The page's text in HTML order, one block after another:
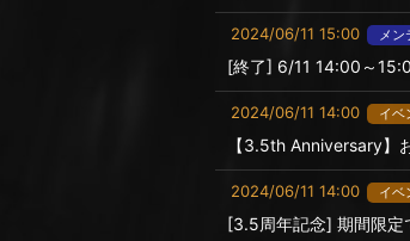
2024/06/11 15:00 メン
[終了] 6/11 14:00～
2024/06/11 14:00 イベ
【3.5th Anniversary】
2024/06/11 14:00 イベ
[3.5周年記念] 期間限定